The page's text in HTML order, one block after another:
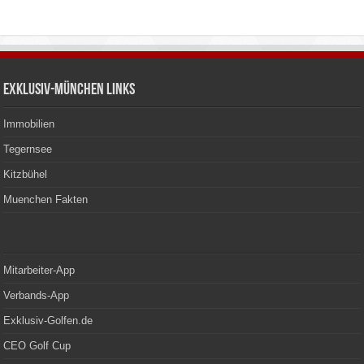
Exklusiv-München Links
Immobilien
Tegernsee
Kitzbühel
Muenchen Fakten
Mitarbeiter-App
Verbands-App
Exklusiv-Golfen.de
CEO Golf Cup